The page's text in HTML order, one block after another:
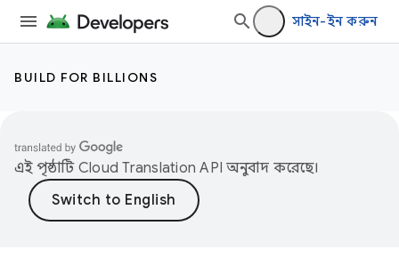
সাইন-ইন করুন
BUILD FOR BILLIONS
এই পৃষ্ঠাটি Cloud Translation API অনুবাদ করেছে।